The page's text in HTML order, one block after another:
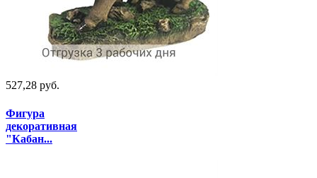
527,28 руб.
Фигура
декоративная
"Кабан...